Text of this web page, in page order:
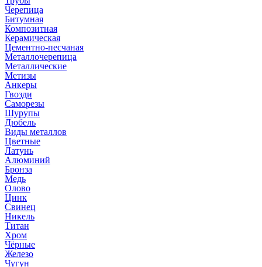
Черепица
Битумная
Композитная
Керамическая
Цементно-песчаная
Металлочерепица
Металлические
Метизы
Анкеры
Гвозди
Саморезы
Шурупы
Дюбель
Виды металлов
Цветные
Латунь
Алюминий
Бронза
Медь
Олово
Цинк
Свинец
Никель
Титан
Хром
Чёрные
Железо
Чугун